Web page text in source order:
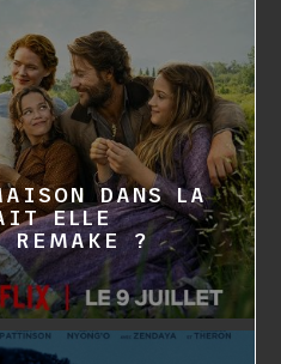
DANS LA
ELLE
REMAKE ?